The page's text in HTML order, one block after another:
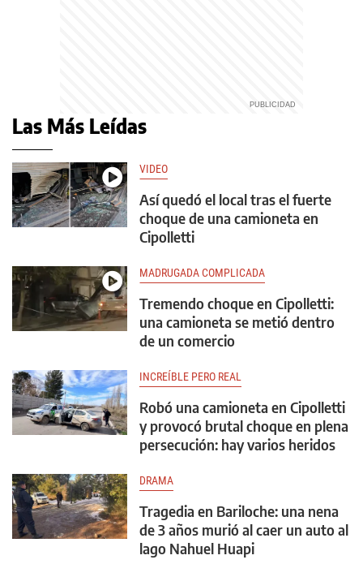
Las Más Leídas
VIDEO
Así quedó el local tras el fuerte
choque de una camioneta en
Cipolletti
MADRUGADA COMPLICADA
Tremendo choque en Cipolletti:
una camioneta se metió dentro
de un comercio
INCREÍBLE PERO REAL
Robó una camioneta en Cipolletti
y provocó brutal choque en plena
persecución: hay varios heridos
DRAMA
Tragedia en Bariloche: una nena
de 3 años murió al caer un auto al
lago Nahuel Huapi